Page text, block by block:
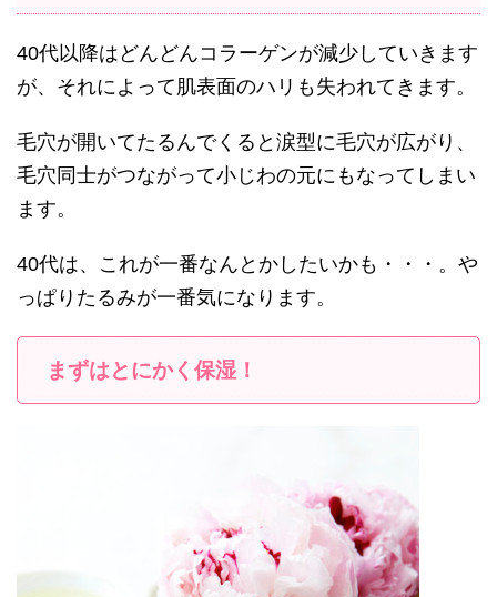
40代以降はどんどんコラーゲンが減少していきます
が、それによって肌表面のハリも失われてきます。
毛穴が開いてたるんでくると涙型に毛穴が広がり、
毛穴同士がつながって小じわの元にもなってしまい
ます。
40代は、これが一番なんとかしたいかも・・・。や
っぱりたるみが一番気になります。
まずはとにかく保湿！